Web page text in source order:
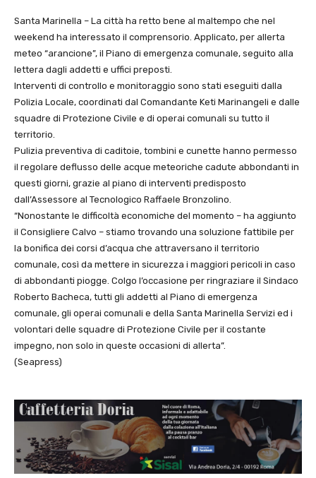
Santa Marinella – La città ha retto bene al maltempo che nel
weekend ha interessato il comprensorio. Applicato, per allerta
meteo “arancione”, il Piano di emergenza comunale, seguito alla
lettera dagli addetti e uffici preposti.
Interventi di controllo e monitoraggio sono stati eseguiti dalla
Polizia Locale, coordinati dal Comandante Keti Marinangeli e dalle
squadre di Protezione Civile e di operai comunali su tutto il
territorio.
Pulizia preventiva di caditoie, tombini e cunette hanno permesso
il regolare deflusso delle acque meteoriche cadute abbondanti in
questi giorni, grazie al piano di interventi predisposto
dall’Assessore al Tecnologico Raffaele Bronzolino.
“Nonostante le difficoltà economiche del momento – ha aggiunto
il Consigliere Calvo – stiamo trovando una soluzione fattibile per
la bonifica dei corsi d’acqua che attraversano il territorio
comunale, così da mettere in sicurezza i maggiori pericoli in caso
di abbondanti piogge. Colgo l’occasione per ringraziare il Sindaco
Roberto Bacheca, tutti gli addetti al Piano di emergenza
comunale, gli operai comunali e della Santa Marinella Servizi ed i
volontari delle squadre di Protezione Civile per il costante
impegno, non solo in queste occasioni di allerta”.
(Seapress)